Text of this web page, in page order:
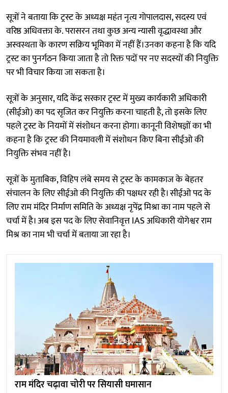
सूत्रों ने बताया कि ट्रस्ट के अध्यक्ष महंत नृत्य गोपालदास, सदस्य एवं
वरिष्ठ अधिवक्ता के. परासरन तथा कुछ अन्य न्यासी वृद्धावस्था और
अस्वस्थता के कारण सक्रिय भूमिका में नहीं हैं।उनका कहना है कि यदि
ट्रस्ट का पुनर्गठन किया जाता है तो रिक्त पदों पर नए सदस्यों की नियुक्ति
पर भी विचार किया जा सकता है।
सूत्रों के अनुसार, यदि केंद्र सरकार ट्रस्ट में मुख्य कार्यकारी अधिकारी
(सीईओ) का पद सृजित कर नियुक्ति करना चाहती है, तो इसके लिए
पहले ट्रस्ट के नियमों में संशोधन करना होगा। कानूनी विशेषज्ञों का भी
कहना है कि ट्रस्ट की नियमावली में संशोधन किए बिना सीईओ की
नियुक्ति संभव नहीं है।
सूत्रों के मुताबिक, विहिप लंबे समय से ट्रस्ट के कामकाज के बेहतर
संचालन के लिए सीईओ की नियुक्ति की पक्षधर रही है। सीईओ पद के
लिए राम मंदिर निर्माण समिति के अध्यक्ष नृपेंद्र मिश्रा का नाम पहले से
चर्चा में है। अब इस पद के लिए सेवानिवृत्त IAS अधिकारी योगेश्वर राम
मिश्र का नाम भी चर्चा में बताया जा रहा है।
राम मंदिर चढ़ावा चोरी पर सियासी घमासान